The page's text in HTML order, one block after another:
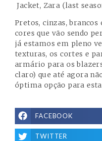
Jacket, Zara (last
Pretos, cinzas, brancos
cores que vão sendo
já estamos em pleno
texturas, os cortes e
armário para os
claro) que até agora
óptima opção para
FACEBOOK
TWITTER